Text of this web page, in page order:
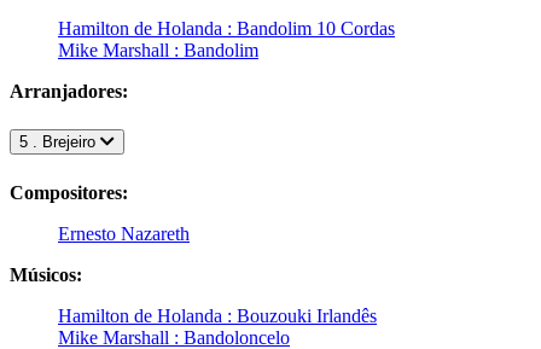
Hamilton de Holanda : Bandolim 10 Cordas
Mike Marshall : Bandolim
Arranjadores:
5 . Brejeiro
Compositores:
Ernesto Nazareth
Músicos:
Hamilton de Holanda : Bouzouki Irlandês
Mike Marshall : Bandoloncelo